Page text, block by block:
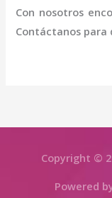
Con nosotros
Contáctanos
Copyright ©
Powered